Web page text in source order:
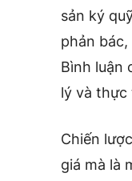
sản ký
phản
Bình luận
lý và thực
Chiến
giá mà là